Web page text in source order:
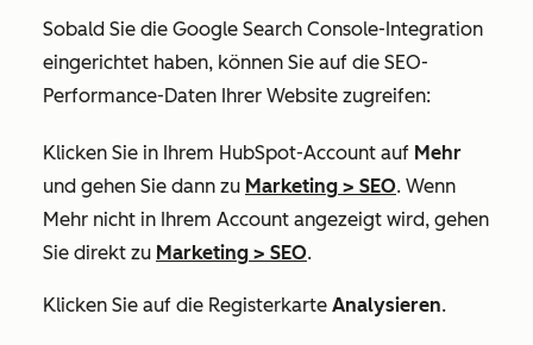
Sobald Sie die Google Search Console-Integration
eingerichtet haben, können Sie auf die SEO-
Performance-Daten Ihrer Website zugreifen:
Klicken Sie in Ihrem HubSpot-Account auf Mehr
und gehen Sie dann zu Marketing > SEO. Wenn
Mehr nicht in Ihrem Account angezeigt wird, gehen
Sie direkt zu Marketing > SEO.
Klicken Sie auf die Registerkarte Analysieren.